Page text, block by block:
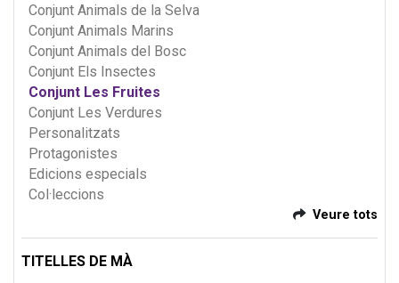
Conjunt Animals de la Selva
Conjunt Animals Marins
Conjunt Animals del Bosc
Conjunt Els Insectes
Conjunt Les Fruites
Conjunt Les Verdures
Personalitzats
Protagonistes
Edicions especials
Col·leccions
Veure tots
TITELLES DE MÀ